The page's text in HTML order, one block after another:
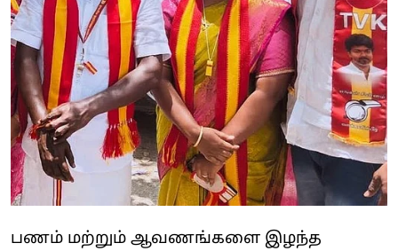
பணம் மற்றும் ஆவணங்களை இழந்த